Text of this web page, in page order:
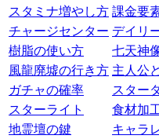
スタミナ増やし方 課金要
チャージセンター デイリ
樹脂の使い方
七天神
風龍廃墟の行き方 主人公
ガチャの確率
スター
スターライト
食材加
地霊壇の鍵
キャラ